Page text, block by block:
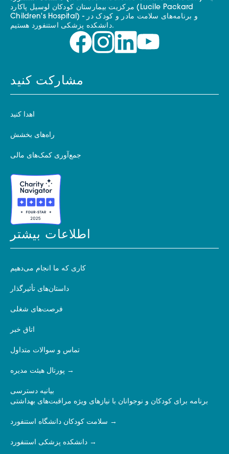
مرکزیت بیمارستان کودکان لوسیل پاکارد (Lucile Packard
Children's Hospital) - و برنامه‌های سلامت مادر و کودک در
دانشکده پزشکی استنفورد هستیم.
مشارکت کنید
اهدا کنید
راه‌های بخشش
جمع‌آوری کمک‌های مالی
اطلاعات بیشتر
کاری که ما انجام می‌دهیم
داستان‌های تأثیرگذار
فرصت‌های شغلی
اتاق خبر
تماس و سوالات متداول
پورتال هیئت مدیره
بیانیه دسترسی
برنامه برای کودکان و نوجوانان با نیازهای ویژه مراقبت‌های بهداشتی
سلامت کودکان دانشگاه استنفورد
دانشکده پزشکی استنفورد